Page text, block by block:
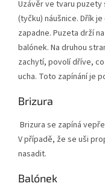
Uzávěr ve tvaru puzety
(tyčku) náušnice. Dřík
zapadne. Puzeta drží
balónek. Na druhou
zachytí, povolí dříve,
ucha. Toto zapínání je
Brizura
Brizura se zapíná
V případě, že se uši
nasadit.
Balónek